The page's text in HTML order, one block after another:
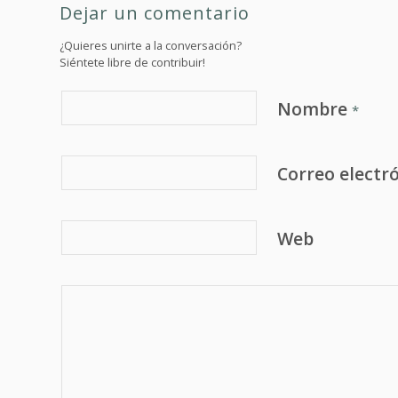
Dejar un comentario
¿Quieres unirte a la conversación?
Siéntete libre de contribuir!
Nombre *
Correo
Web